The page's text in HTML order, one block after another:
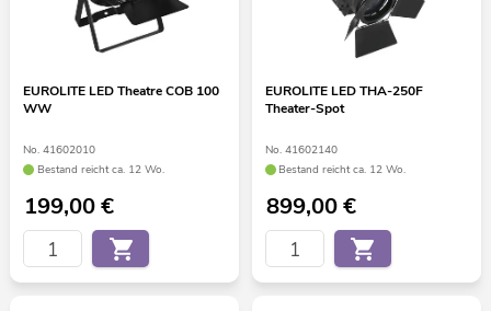
EUROLITE LED Theatre COB 100
WW
No. 41602010
Bestand reicht ca. 12 Wo.
199,00€
EUROLITE LED THA-250F
Theater-Spot
No. 41602140
Bestand reicht ca. 12 Wo.
899,00€